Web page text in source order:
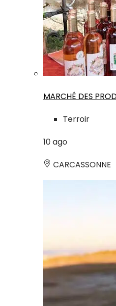
MARCHÉ DES
Terroir
10ago
CARCASSONNE